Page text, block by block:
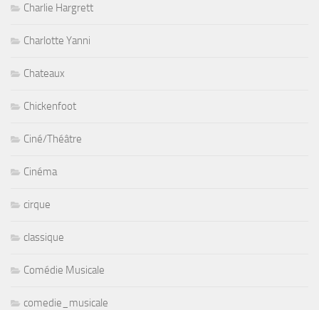
Charlie Hargrett
Charlotte Yanni
Chateaux
Chickenfoot
Ciné/Théâtre
Cinéma
cirque
classique
Comédie Musicale
comedie_musicale